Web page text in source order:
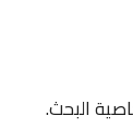
البحث.